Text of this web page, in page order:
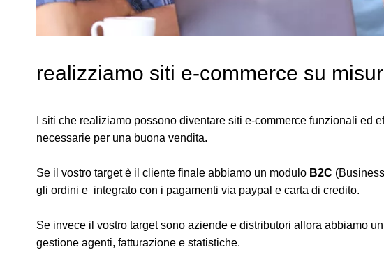
realizziamo siti e-commerce su
I siti che realiziamo possono diventare siti e-commerce funzionali ed
necessarie per una buona vendita.
Se il vostro target è il cliente finale abbiamo un modulo B2C
gli ordini e integrato con i pagamenti via paypal e carta di credito.
Se invece il vostro target sono aziende e distributori allora abbiamo
gestione agenti, fatturazione e statistiche.